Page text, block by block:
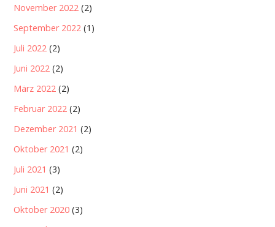
November 2022 (2)
September 2022 (1)
Juli 2022 (2)
Juni 2022 (2)
März 2022 (2)
Februar 2022 (2)
Dezember 2021 (2)
Oktober 2021 (2)
Juli 2021 (3)
Juni 2021 (2)
Oktober 2020 (3)